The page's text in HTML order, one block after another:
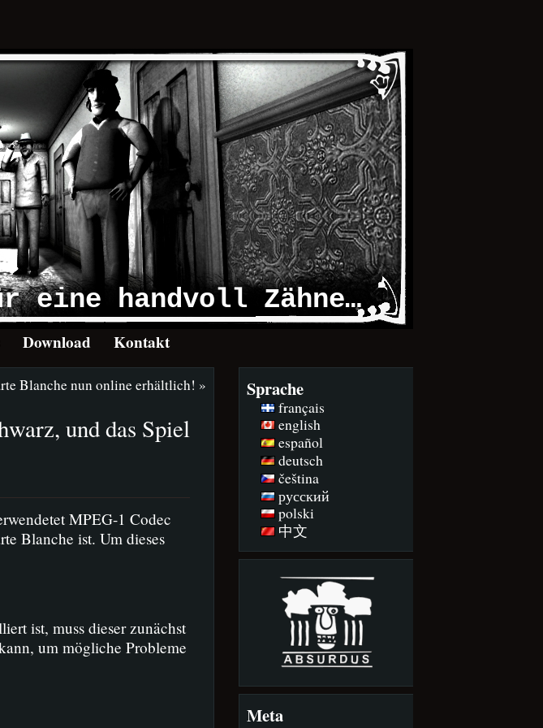
eine handvoll Zähne…
Download Kontakt
Blanche nun online erhältlich! »
und das Spiel
MPEG-1 Codec
Blanche ist. Um dieses
ist, muss dieser zunächst
um mögliche Probleme
Sprache
français
english
español
deutsch
čeština
русский
polski
中文
Meta